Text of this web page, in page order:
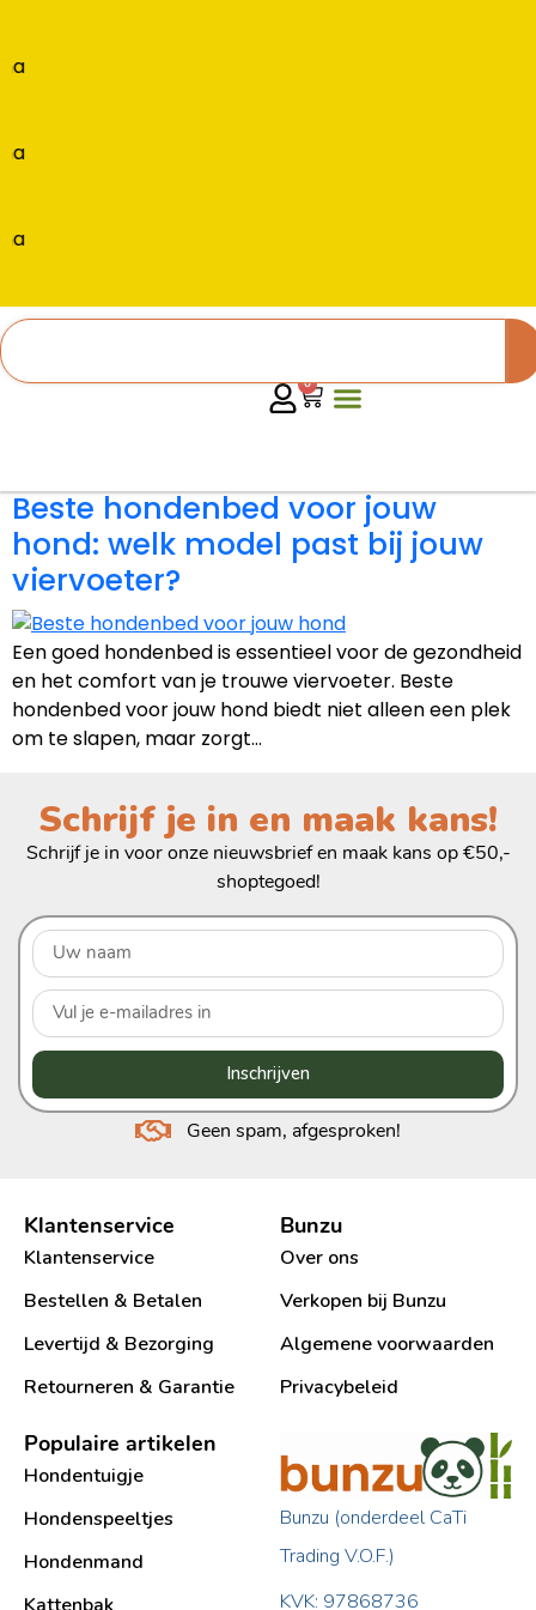
0
Beste hondenbed voor jouw
hond: welk model past bij jouw
viervoeter?
Een goed hondenbed is essentieel voor de gezondheid
en het comfort van je trouwe viervoeter. Beste
hondenbed voor jouw hond biedt niet alleen een plek
om te slapen, maar zorgt…
Schrijf je in en maak kans!
Schrijf je in voor onze nieuwsbrief en maak kans op €50,-
shoptegoed!
Inschrijven
Geen spam, afgesproken!
Klantenservice
Klantenservice
Bestellen & Betalen
Levertijd & Bezorging
Retourneren & Garantie
Bunzu
Over ons
Verkopen bij Bunzu
Algemene voorwaarden
Privacybeleid
Populaire artikelen
Hondentuigje
Hondenspeeltjes
Hondenmand
Bunzu (onderdeel CaTi
Trading V.O.F.)
KVK: 97868736